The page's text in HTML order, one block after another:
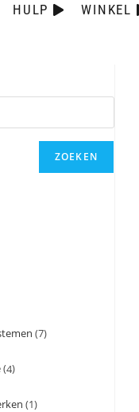
HULP WINKEL
ZOEKEN
7
4
1